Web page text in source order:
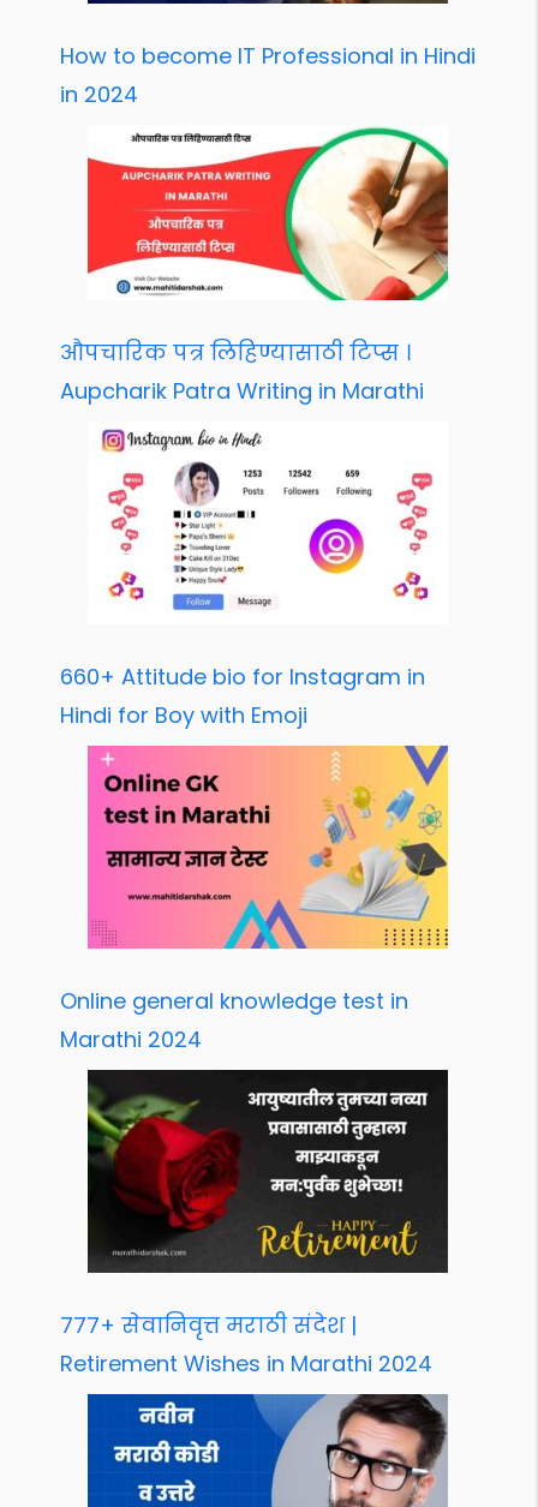
How to become IT Professional in Hindi
in 2024
औपचारिक पत्र लिहिण्यासाठी टिप्स ।
Aupcharik Patra Writing in Marathi
660+ Attitude bio for Instagram in
Hindi for Boy with Emoji
Online general knowledge test in
Marathi 2024
777+ सेवानिवृत्त मराठी संदेश |
Retirement Wishes in Marathi 2024